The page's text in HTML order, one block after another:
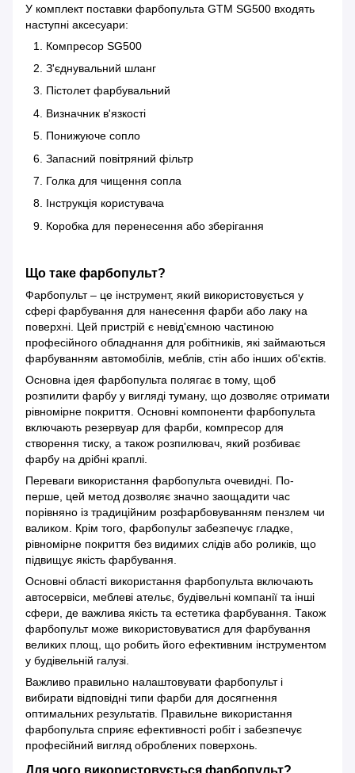
У комплект поставки фарбопульта GTM SG500 входять
наступні аксесуари:
Компресор SG500
З'єднувальний шланг
Пістолет фарбувальний
Визначник в'язкості
Понижуюче сопло
Запасний повітряний фільтр
Голка для чищення сопла
Інструкція користувача
Коробка для перенесення або зберігання
Що таке фарбопульт?
Фарбопульт – це інструмент, який використовується у
сфері фарбування для нанесення фарби або лаку на
поверхні. Цей пристрій є невід'ємною частиною
професійного обладнання для робітників, які займаються
фарбуванням автомобілів, меблів, стін або інших об'єктів.
Основна ідея фарбопульта полягає в тому, щоб
розпилити фарбу у вигляді туману, що дозволяє отримати
рівномірне покриття. Основні компоненти фарбопульта
включають резервуар для фарби, компресор для
створення тиску, а також розпилювач, який розбиває
фарбу на дрібні краплі.
Переваги використання фарбопульта очевидні. По-
перше, цей метод дозволяє значно заощадити час
порівняно із традиційним розфарбовуванням пензлем чи
валиком. Крім того, фарбопульт забезпечує гладке,
рівномірне покриття без видимих слідів або роликів, що
підвищує якість фарбування.
Основні області використання фарбопульта включають
автосервіси, меблеві ательє, будівельні компанії та інші
сфери, де важлива якість та естетика фарбування. Також
фарбопульт може використовуватися для фарбування
великих площ, що робить його ефективним інструментом
у будівельній галузі.
Важливо правильно налаштовувати фарбопульт і
вибирати відповідні типи фарби для досягнення
оптимальних результатів. Правильне використання
фарбопульта сприяє ефективності робіт і забезпечує
професійний вигляд оброблених поверхонь.
Для чого використовується фарбопульт?